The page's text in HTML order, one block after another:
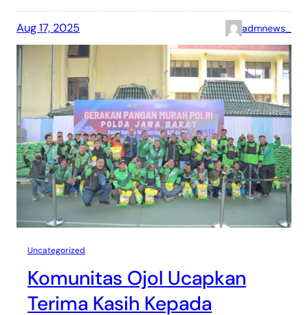
Aug 17, 2025 admnews_
Uncategorized
Komunitas Ojol Ucapkan
Terima Kasih Kepada